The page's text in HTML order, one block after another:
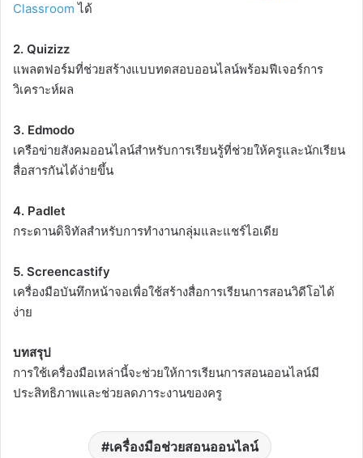
Classroom ได้
2. Quizizz
แพลตฟอร์มที่ช่วยสร้างแบบทดสอบออนไลน์พร้อมฟีเจอร์การ
วิเคราะห์ผล
3. Edmodo
เครือข่ายสังคมออนไลน์สำหรับการเรียนรู้ที่ช่วยให้ครูและนักเรียน
สื่อสารกันได้ง่ายขึ้น
4. Padlet
กระดานดิจิทัลสำหรับการทำงานกลุ่มและแชร์ไอเดีย
5. Screencastify
เครื่องมือบันทึกหน้าจอเพื่อใช้สร้างสื่อการเรียนการสอนวิดีโอได้
ง่าย
บทสรุป
การใช้เครื่องมือเหล่านี้จะช่วยให้การเรียนการสอนออนไลน์มี
ประสิทธิภาพและช่วยลดภาระงานของครู
เครื่องมือช่วยสอนออนไลน์